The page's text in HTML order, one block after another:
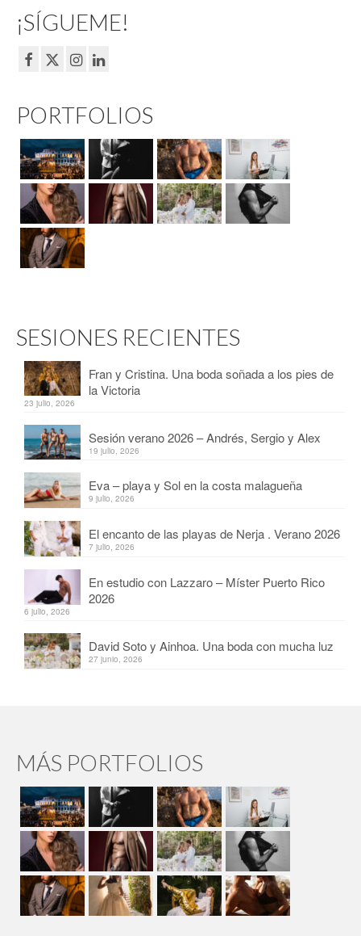
¡SÍGUEME!
PORTFOLIOS
SESIONES RECIENTES
Fran y Cristina. Una boda soñada a los pies de
la Victoria
23 julio, 2026
Sesión verano 2026 – Andrés, Sergio y Alex
19 julio, 2026
Eva – playa y Sol en la costa malagueña
9 julio, 2026
El encanto de las playas de Nerja . Verano 2026
7 julio, 2026
En estudio con Lazzaro – Míster Puerto Rico
2026
6 julio, 2026
David Soto y Ainhoa. Una boda con mucha luz
27 junio, 2026
MÁS PORTFOLIOS